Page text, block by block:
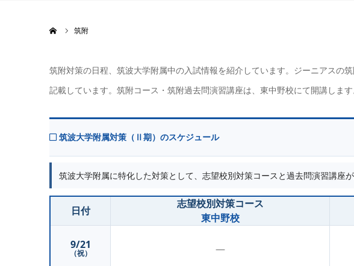
筑附
筑附対策の日程、筑波大学附属中の入試情報を紹介しています。ジーニアスの
記載しています。筑附コース・筑附過去問演習講座は、東中野校にて開講します
筑波大学附属対策（Ⅱ期）のスケジュール
筑波大学附属に特化した対策として、志望校別対策コースと過去問演習講座が
日付
志望校別対策コース
東中野校
9/21
（祝） —